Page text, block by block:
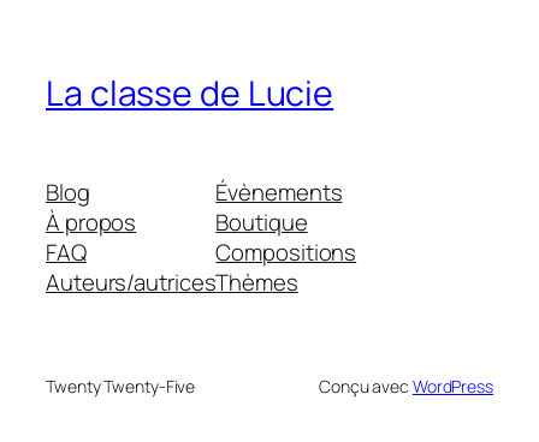
La classe de Lucie
Blog
À propos
FAQ
Auteurs/autrices
Évènements
Boutique
Compositions
Thèmes
Twenty Twenty-Five Conçu avec WordPress